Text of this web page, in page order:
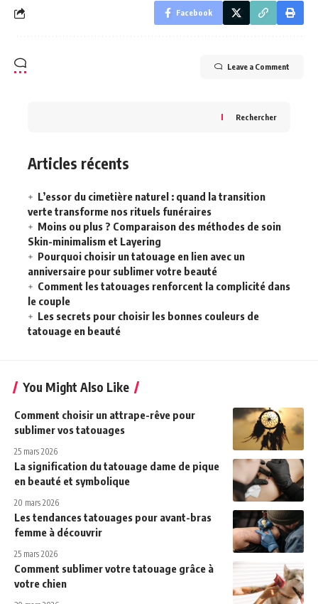
Facebook
Leave a Comment
Rechercher
Articles récents
L’essor du cimetière naturel : quand la transition
verte transforme nos rituels funéraires
Moins ou plus ? Comparaison des méthodes de soin
Skin-minimalism et Layering
Pourquoi choisir un tatouage en lien avec un
anniversaire pour sublimer votre beauté
Comment les tatouages renforcent la complicité dans
le couple
Les secrets pour choisir les bonnes couleurs de
tatouage en beauté
You Might Also Like
Comment choisir un attrape-rêve pour
sublimer vos tatouages
25 mars 2026
La signification du tatouage dame de pique
en beauté et symbolique
20 mars 2026
Les tendances tatouages pour avant-bras
femme à découvrir
25 mars 2026
Comment sublimer votre tatouage grâce à
votre chien